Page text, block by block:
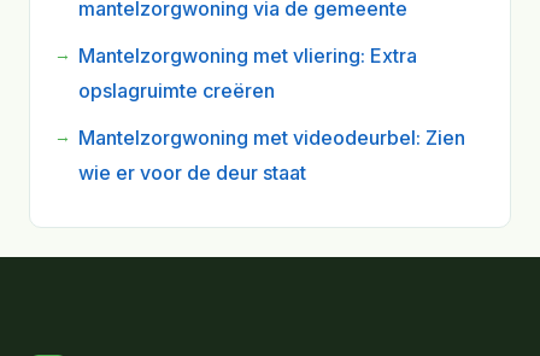
mantelzorgwoning via de gemeente
Mantelzorgwoning met vliering: Extra
opslagruimte creëren
Mantelzorgwoning met videodeurbel: Zien
wie er voor de deur staat